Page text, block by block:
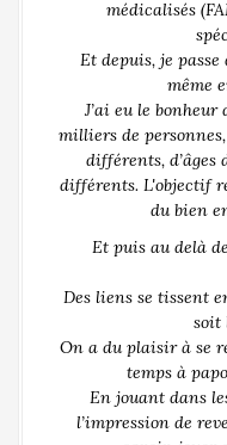
médicalisés
Et depuis, je passe
même
J’ai eu le
milliers de
différents,
différents. L'objectif
du bien
Et puis au delà
Des liens se tissent
soit
On a du plaisir à se
temps à
En jouant dans
l’impression de